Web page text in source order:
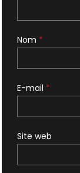
Nom *
E-mail *
Site web